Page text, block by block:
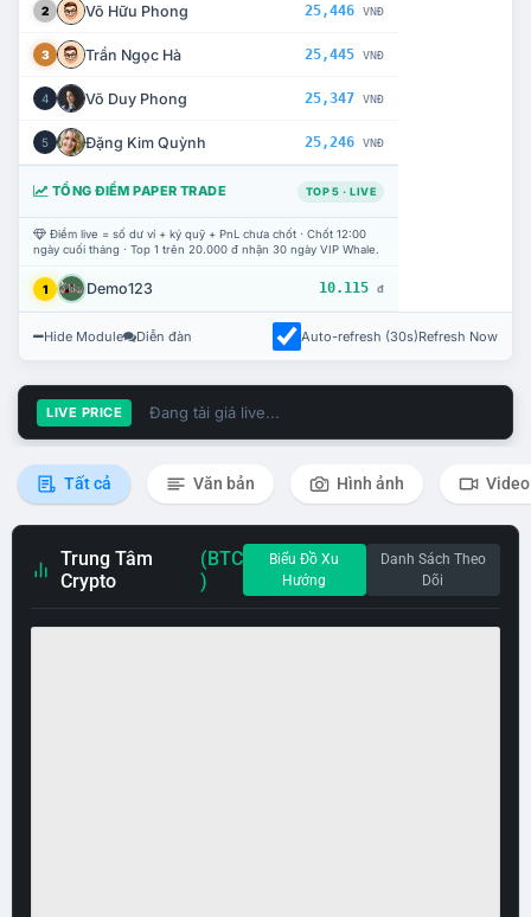
2 Võ Hữu Phong 25,446 VNĐ
3 Trần Ngọc Hà 25,445 VNĐ
4 Võ Duy Phong 25,347 VNĐ
5 Đặng Kim Quỳnh 25,246 VNĐ
TỔNG ĐIỂM PAPER TRADE TOP 5 · LIVE
Điểm live = số dư ví + ký quỹ + PnL chưa chốt · Chốt 12:00
ngày cuối tháng · Top 1 trên 20.000 đ nhận 30 ngày VIP Whale.
1 Demo123 10.115 đ
Hide Module Diễn đàn Auto-refresh (30s)Refresh Now
LIVE PRICE Đang tải giá live...
Tất cả Văn bản Hình ảnh Video
Trung Tâm
Crypto
(BTC
)
Biểu Đồ Xu
Hướng
Danh Sách Theo
Dõi